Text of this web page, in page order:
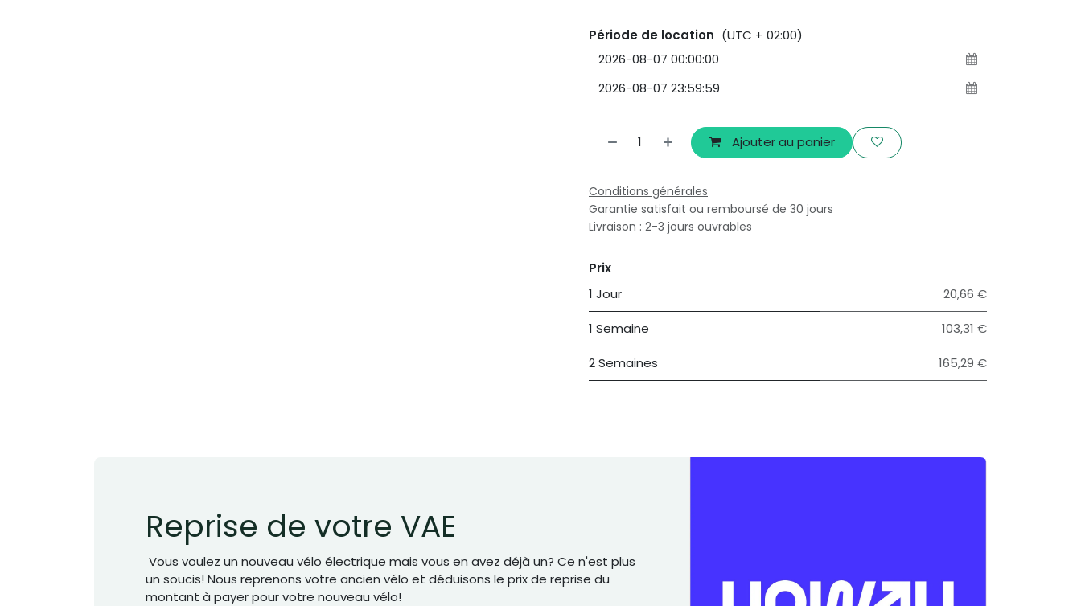
Période de location (UTC + 02:00)
Ajouter au panier
Conditions générales
Garantie satisfait ou remboursé de 30 jours
Livraison : 2-3 jours ouvrables
Prix
1 Jour
20,66 €
1 Semaine 103,31 €
2 Semaines 165,29 €
Reprise de votre VAE
Vous voulez un nouveau vélo électrique mais vous en avez déjà un? Ce n'est plus
un soucis! Nous reprenons votre ancien vélo et déduisons le prix de reprise du
montant à payer pour votre nouveau vélo!